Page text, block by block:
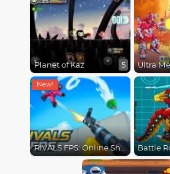
Planet of Kaz 5 Ultra
RIVALS FPS: Online Shooter Battle